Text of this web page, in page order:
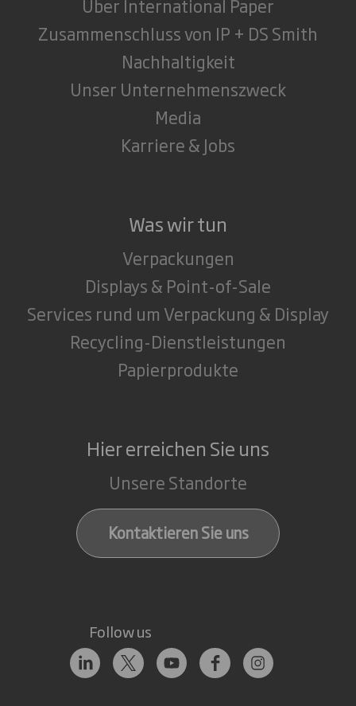
Zusammenschluss von IP + DS Smith
Nachhaltigkeit
Unser Unternehmenszweck
Media
Karriere & Jobs
Was wir tun
Verpackungen
Displays & Point-of-Sale
Services rund um Verpackung & Display
Recycling-Dienstleistungen
Papierprodukte
Hier erreichen Sie uns
Unsere Standorte
Kontaktieren Sie uns
Follow us